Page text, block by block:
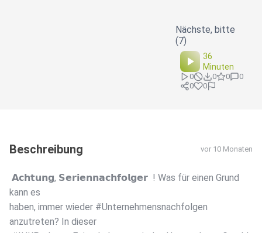
Nächste, bitte
(7)
36
Minuten
0 0 0
0
0
0
Beschreibung vor 10 Monaten
𝗔𝗰𝗵𝘁𝘂𝗻𝗴, 𝗦𝗲𝗿𝗶𝗲𝗻𝗻𝗮𝗰𝗵𝗳𝗼𝗹𝗴𝗲𝗿 ! Was für einen Grund
kann es
haben, immer wieder #Unternehmensnachfolgen
anzutreten? In dieser